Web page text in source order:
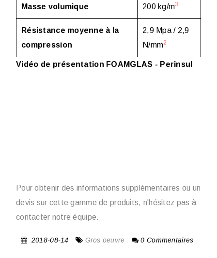
Masse volumique 200 kg/m3
Résistance moyenne à la
compression
2,9 Mpa / 2,9
N/mm2
Vidéo de présentation FOAMGLAS - Perinsul
Pour obtenir des informations supplémentaires ou un
devis sur cette gamme de produits, n'hésitez pas à
contacter notre équipe.
2018-08-14 Gros oeuvre 0 Commentaires